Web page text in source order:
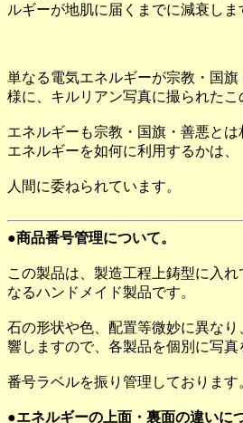
ルギーが地肌に届くまでに減衰しま
単なる電気エネルギーが宗教・国
様に、キルリアン写真に撮られたこ
エネルギーも宗教・国旗・善悪とは
エネルギーを如何に利用するかは、
人間に委ねられています。
●商品番号管理について。
この製品は、製造工程上鋳型に入
なるハンドメイド製品です。
石の形状や色、配置等微妙に異な
響しますので、各製品を個別に写真
番号ラベルを振り管理しております
●エネルギーの上面・裏面の違いに